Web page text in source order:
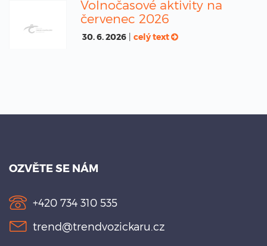
Volnočasové aktivity na
červenec 2026
30. 6. 2026 celý text
OZVĚTE SE NÁM
+420 734 310 535
trend@trendvozickaru.cz